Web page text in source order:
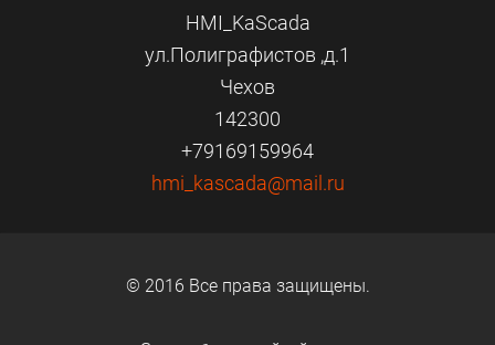
HMI_KaScada
ул.Полиграфистов ,д.1
Чехов
142300
+79169159964
hmi_kascada@mail .ru
© 2016 Все права защищены.